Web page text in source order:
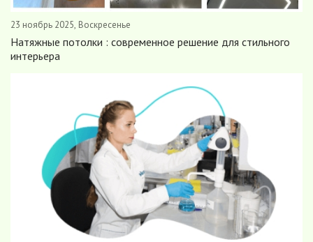
23 ноябрь 2025, Воскресенье
Натяжные потолки : современное решение для стильного
интерьера